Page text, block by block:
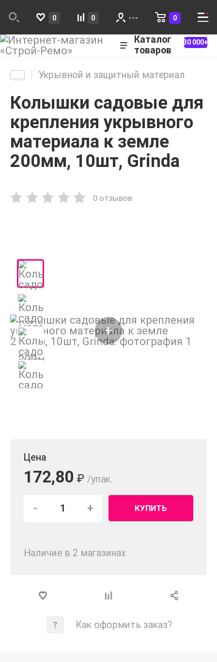
0 0 0
Каталог
товаров
30 000+
Укрывной и защитный материал
Колышки садовые для
крепления укрывного
материала к земле
200мм, 10шт, Grinda
0 отзывов
Цена
172,80 ₽ /упак.
- + КУПИТЬ
Наличие в 2 магазинах
Как оформить заказ?